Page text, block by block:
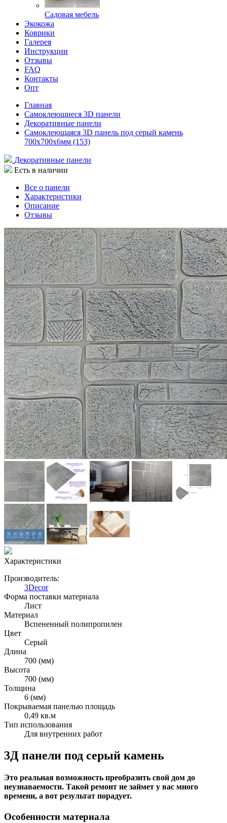
Садовая мебель
Экокожа
Коврики
Галерея
Инструкции
Отзывы
FAQ
Контакты
Опт
Главная
Самоклеющиеся 3D панели
Декоративные панели
Самоклеющаяся 3D панель под серый камень
700x700x6мм (153)
Декоративные панели
Есть в наличии
Все о панели
Характеристики
Описание
Отзывы
Характеристики
Производитель:
3Decor
Форма поставки материала
Лист
Материал
Вспененный полипропилен
Цвет
Серый
Длина
700 (мм)
Высота
700 (мм)
Толщина
6 (мм)
Покрываемая панелью площадь
0,49 кв.м
Тип использования
Для внутренних работ
3Д панели под серый камень
Это реальная возможность преобразить свой дом до
неузнаваемости. Такой ремонт не займет у вас много
времени, а вот результат порадует.
Особенности материала